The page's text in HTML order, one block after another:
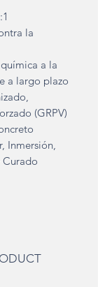
la
a la
a largo plazo
(GRPV)
Inmersión,
Curado